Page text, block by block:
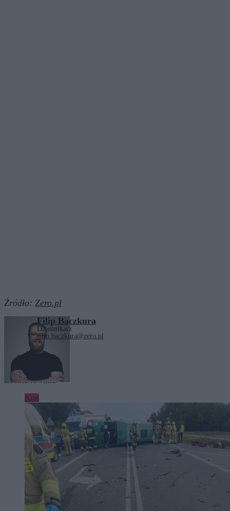
Źródło: Zero.pl
Filip Baczkura
Dziennikarz
filip.baczkura@zero.pl
Tagi:Rafał Trzaskowski
Zobacz również
Kraj